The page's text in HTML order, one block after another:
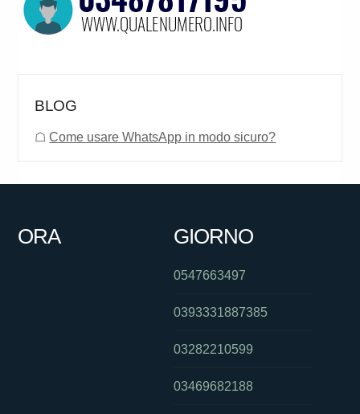
BLOG
☖Come usare WhatsApp in modo sicuro?
ORA GIORNO
0547663497
0393331887385
03282210599
03469682188